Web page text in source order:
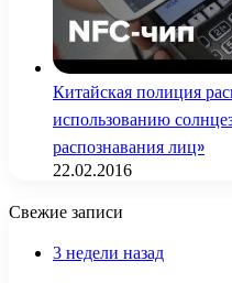
Китайская полиция
использованию
распознавания лиц»
22.02.2016
Свежие записи
3 недели назад